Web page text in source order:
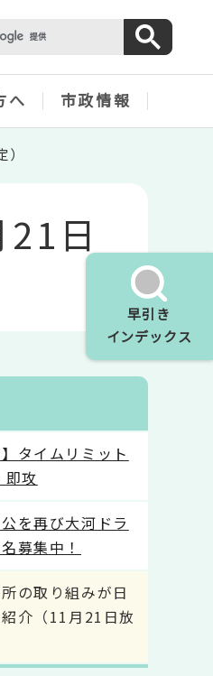
早引き
インデックス
へ 市政情報
日
】タイムリミット
即攻
公を再び大河ドラ
募集中！
の取り組みが日
介（11月21日放